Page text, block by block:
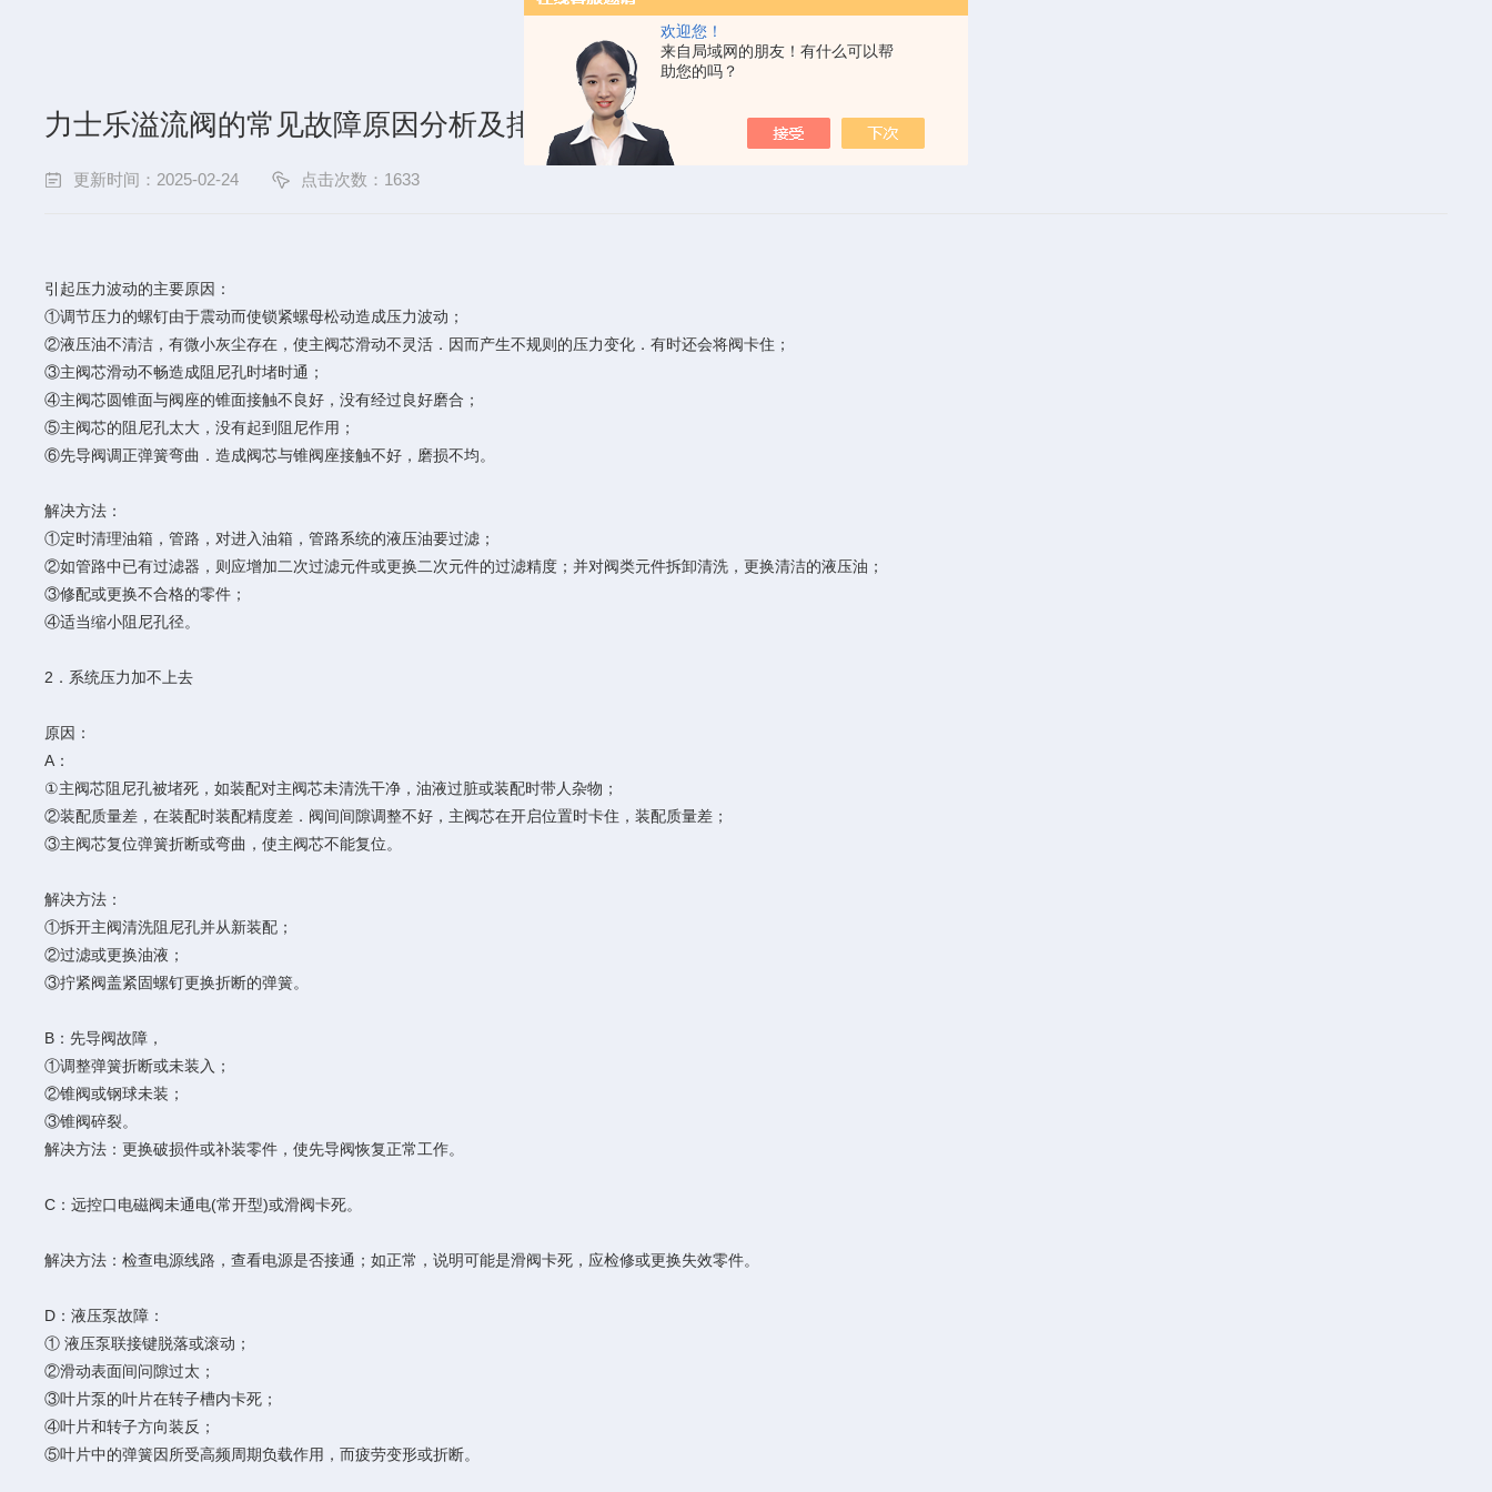
欢迎您！
来自局域网的朋友！有什么可以帮
助您的吗？
力士乐溢流阀的常见故障原因分析及排除方法
更新时间：2025-02-24 点击次数：1633
引起压力波动的主要原因：
①调节压力的螺钉由于震动而使锁紧螺母松动造成压力波动；
②液压油不清洁，有微小灰尘存在，使主阀芯滑动不灵活．因而产生不规则的压力变化．有时还会将阀卡住；
③主阀芯滑动不畅造成阻尼孔时堵时通；
④主阀芯圆锥面与阀座的锥面接触不良好，没有经过良好磨合；
⑤主阀芯的阻尼孔太大，没有起到阻尼作用；
⑥先导阀调正弹簧弯曲．造成阀芯与锥阀座接触不好，磨损不均。
解决方法：
①定时清理油箱，管路，对进入油箱，管路系统的液压油要过滤；
②如管路中已有过滤器，则应增加二次过滤元件或更换二次元件的过滤精度；并对阀类元件拆卸清洗，更换清洁的液压油；
③修配或更换不合格的零件；
④适当缩小阻尼孔径。
2．系统压力加不上去
原因：
A：
①主阀芯阻尼孔被堵死，如装配对主阀芯未清洗干净，油液过脏或装配时带人杂物；
②装配质量差，在装配时装配精度差．阀间间隙调整不好，主阀芯在开启位置时卡住，装配质量差；
③主阀芯复位弹簧折断或弯曲，使主阀芯不能复位。
解决方法：
①拆开主阀清洗阻尼孔并从新装配；
②过滤或更换油液；
③拧紧阀盖紧固螺钉更换折断的弹簧。
B：先导阀故障，
①调整弹簧折断或未装入；
②锥阀或钢球未装；
③锥阀碎裂。
解决方法：更换破损件或补装零件，使先导阀恢复正常工作。
C：远控口电磁阀未通电(常开型)或滑阀卡死。
解决方法：检查电源线路，查看电源是否接通；如正常，说明可能是滑阀卡死，应检修或更换失效零件。
D：液压泵故障：
① 液压泵联接键脱落或滚动；
②滑动表面间问隙过太；
③叶片泵的叶片在转子槽内卡死；
④叶片和转子方向装反；
⑤叶片中的弹簧因所受高频周期负载作用，而疲劳变形或折断。